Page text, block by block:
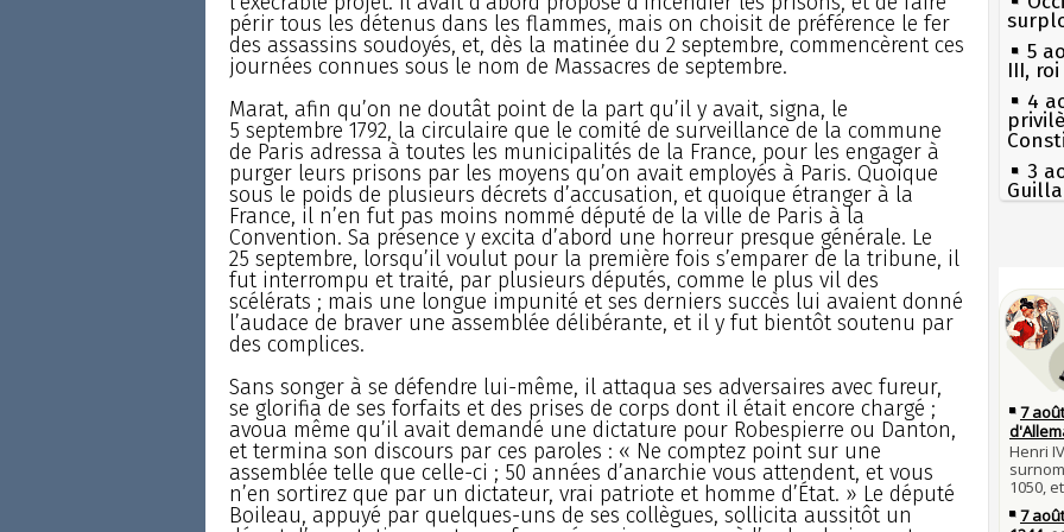
périr tous les détenus dans les flammes, mais on choisit de préférence le fer
des assassins soudoyés, et, dès la matinée du 2 septembre, commencèrent ces
journées connues sous le nom de Massacres de septembre.
Marat, afin qu’on ne doutât point de la part qu’il y avait, signa, le
5 septembre 1792, la circulaire que le comité de surveillance de la commune
de Paris adressa à toutes les municipalités de la France, pour les engager à
purger leurs prisons par les moyens qu’on avait employés à Paris. Quoique
sous le poids de plusieurs décrets d’accusation, et quoique étranger à la
France, il n’en fut pas moins nommé député de la ville de Paris à la
Convention. Sa présence y excita d’abord une horreur presque générale. Le
25 septembre, lorsqu’il voulut pour la première fois s’emparer de la tribune, il
fut interrompu et traité, par plusieurs députés, comme le plus vil des
scélérats ; mais une longue impunité et ses derniers succès lui avaient donné
l’audace de braver une assemblée délibérante, et il y fut bientôt soutenu par
des complices.
Sans songer à se défendre lui-même, il attaqua ses adversaires avec fureur,
se glorifia de ses forfaits et des prises de corps dont il était encore chargé ;
avoua même qu’il avait demandé une dictature pour Robespierre ou Danton,
et termina son discours par ces paroles : « Ne comptez point sur une
assemblée telle que celle-ci ; 50 années d’anarchie vous attendent, et vous
n’en sortirez que par un dictateur, vrai patriote et homme d’État. » Le député
Boileau, appuyé par quelques-uns de ses collègues, sollicita aussitôt un
5
III,
4
3
1er
les
en
30
27
Qui
mort